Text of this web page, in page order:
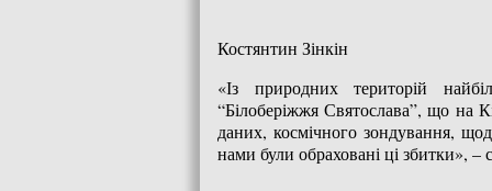
Костянтин Зінкін
«Із природних територій
“Білоберіжжя Святослава”, що на
даних, космічного зондування,
нами були обраховані ці збитки», –